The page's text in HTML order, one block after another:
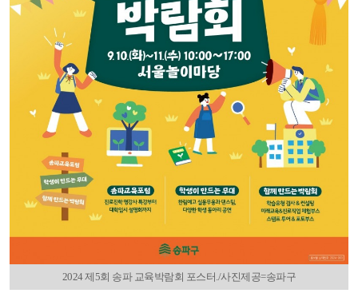
2024 제5회 송파 교육박람회 포스터./사진제공=송파구